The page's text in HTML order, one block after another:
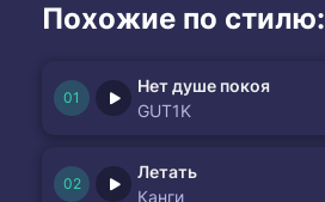
Похожие по стилю:
Нет душе покоя
GUT1K
Летать
Канги